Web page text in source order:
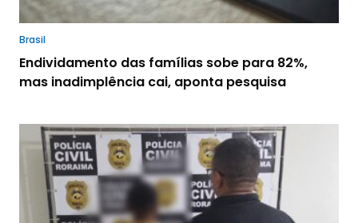
Brasil
Endividamento das famílias sobe para 82%,
mas inadimplência cai, aponta pesquisa